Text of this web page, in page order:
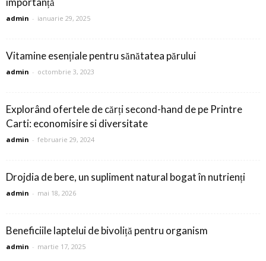
admin - ianuarie 29, 2025
Vitamine esențiale pentru sănătatea părului
admin - octombrie 3, 2023
Explorând ofertele de cărți second-hand de pe Printre
Carti: economisire si diversitate
admin - februarie 29, 2024
Drojdia de bere, un supliment natural bogat în nutrienți
admin - mai 18, 2026
Beneficiile laptelui de bivoliță pentru organism
admin - martie 17, 2025